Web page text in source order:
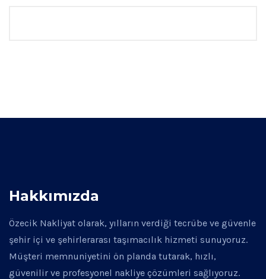
Hakkımızda
Özecik Nakliyat olarak, yılların verdiği tecrübe ve güvenle
şehir içi ve şehirlerarası taşımacılık hizmeti sunuyoruz.
Müşteri memnuniyetini ön planda tutarak, hızlı,
güvenilir ve profesyonel nakliye çözümleri sağlıyoruz.